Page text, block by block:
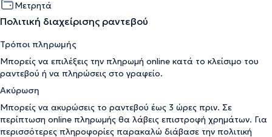
Μετρητά
Πολιτική διαχείρισης ραντεβού
Τρόποι πληρωμής
Μπορείς να επιλέξεις την πληρωμή online κατά το κλείσιμο του
ραντεβού ή να πληρώσεις στο γραφείο.
Ακύρωση
Μπορείς να ακυρώσεις το ραντεβού έως 3 ώρες πριν. Σε
περίπτωση online πληρωμής θα λάβεις επιστροφή χρημάτων. Για
περισσότερες πληροφορίες παρακαλώ διάβασε την πολιτική